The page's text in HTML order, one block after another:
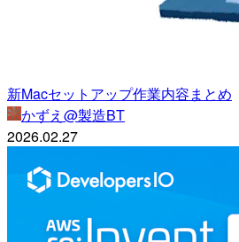
新Macセットアップ作業内容まとめ
かずえ@製造BT
2026.02.27